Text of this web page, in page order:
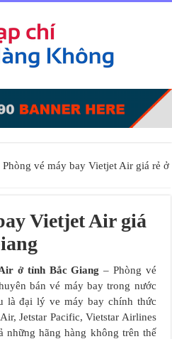
Phòng vé máy bay Vietjet Air giá rẻ ở
Vietjet Air giá
ở tỉnh Bắc Giang – Phòng vé
bán vé máy bay trong nước
là đại lý ve máy bay chính thức
Jetstar Pacific, Vietstar Airlines
những hãng hàng không trên thế